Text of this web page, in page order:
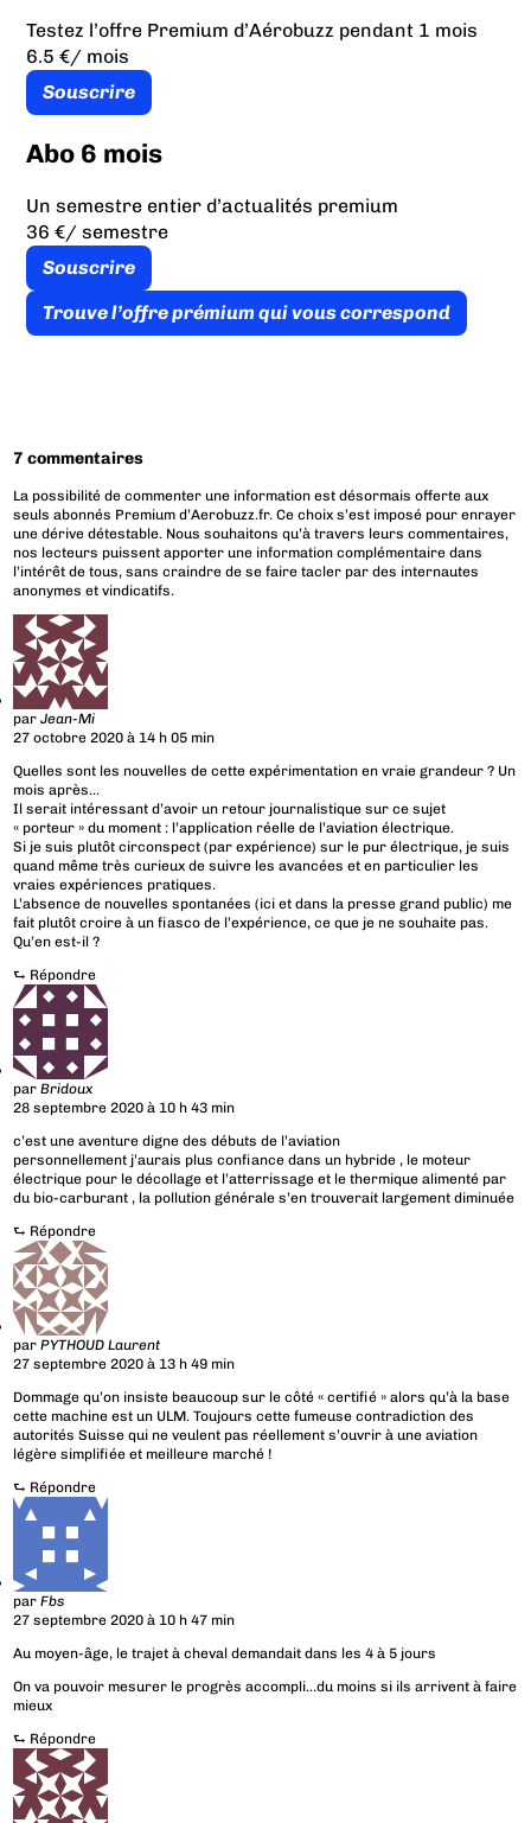
Testez l’offre Premium d’Aérobuzz pendant 1 mois
6.5 €/ mois
Souscrire
Abo 6 mois
Un semestre entier d’actualités premium
36 €/ semestre
Souscrire
Trouve l’offre prémium qui vous correspond
7 commentaires
La possibilité de commenter une information est désormais offerte aux
seuls abonnés Premium d’Aerobuzz.fr. Ce choix s’est imposé pour enrayer
une dérive détestable. Nous souhaitons qu’à travers leurs commentaires,
nos lecteurs puissent apporter une information complémentaire dans
l’intérêt de tous, sans craindre de se faire tacler par des internautes
anonymes et vindicatifs.
parJean-Mi
27 octobre 2020 à 14 h 05 min
Quelles sont les nouvelles de cette expérimentation en vraie grandeur ? Un
mois après…
Il serait intéressant d’avoir un retour journalistique sur ce sujet
« porteur » du moment : l’application réelle de l’aviation électrique.
Si je suis plutôt circonspect (par expérience) sur le pur électrique, je suis
quand même très curieux de suivre les avancées et en particulier les
vraies expériences pratiques.
L’absence de nouvelles spontanées (ici et dans la presse grand public) me
fait plutôt croire à un fiasco de l’expérience, ce que je ne souhaite pas.
Qu’en est-il ?
⮑ Répondre
parBridoux
28 septembre 2020 à 10 h 43 min
c’est une aventure digne des débuts de l’aviation
personnellement j’aurais plus confiance dans un hybride , le moteur
électrique pour le décollage et l’atterrissage et le thermique alimenté par
du bio-carburant , la pollution générale s’en trouverait largement diminuée
⮑ Répondre
parPYTHOUD Laurent
27 septembre 2020 à 13 h 49 min
Dommage qu’on insiste beaucoup sur le côté « certifié » alors qu’à la base
cette machine est un ULM. Toujours cette fumeuse contradiction des
autorités Suisse qui ne veulent pas réellement s’ouvrir à une aviation
légère simplifiée et meilleure marché !
⮑ Répondre
parFbs
27 septembre 2020 à 10 h 47 min
Au moyen-âge, le trajet à cheval demandait dans les 4 à 5 jours
On va pouvoir mesurer le progrès accompli…du moins si ils arrivent à faire
mieux
⮑ Répondre